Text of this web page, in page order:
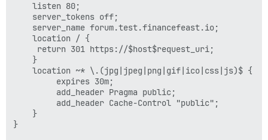
    listen 80;
    server_tokens off;
    server_name forum.test.financefeast.io;
    location / {
    }
    location ~* \.(jpg|jpeg|png|gif|ico|css|js)$ {
         expires 30m;
         add_header Pragma public;
         add_header Cache-Control "public";
    }
}